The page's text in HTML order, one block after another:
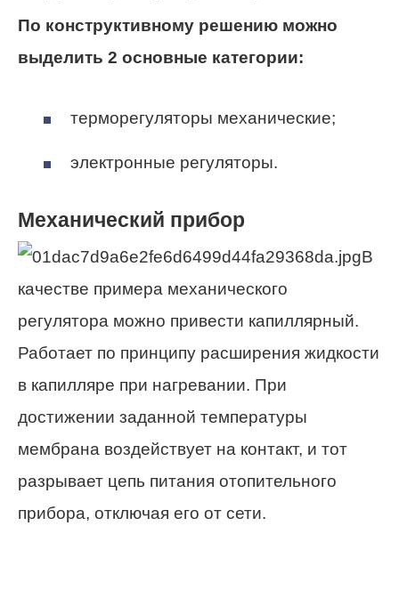
По конструктивному решению можно
выделить 2 основные категории:
терморегуляторы механические;
электронные регуляторы.
Механический прибор
В
качестве примера механического
регулятора можно привести капиллярный.
Работает по принципу расширения жидкости
в капилляре при нагревании. При
достижении заданной температуры
мембрана воздействует на контакт, и тот
разрывает цепь питания отопительного
прибора, отключая его от сети.